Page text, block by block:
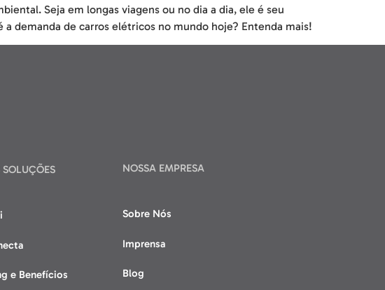
Seja em longas viagens ou no dia a dia, ele é seu
demanda de carros elétricos no mundo hoje? Entenda mais!
SOLUÇÕES
e Benefícios
NOSSA EMPRESA
Sobre Nós
Imprensa
Blog